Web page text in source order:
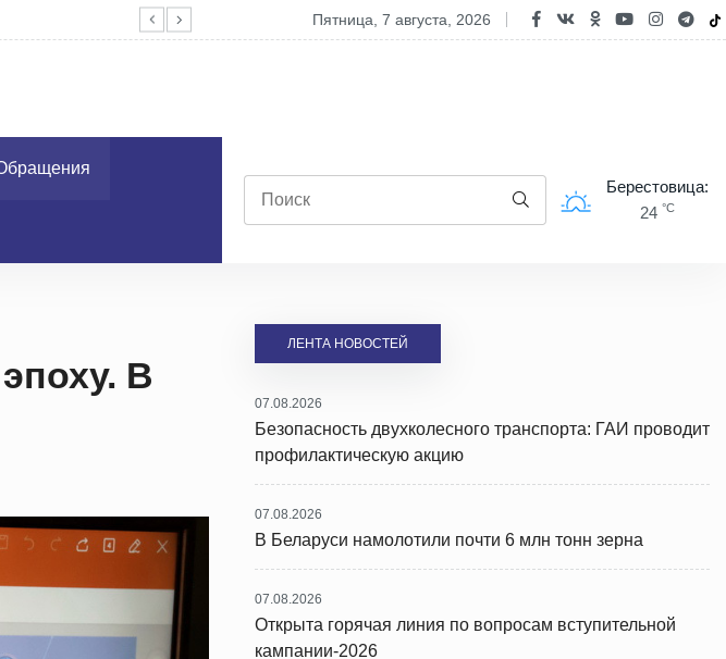
Перед выходными днями около 2000 транспортных средств ожидают
пятница, 7 августа, 2026
Берестовица:
24 °C
В
ЛЕНТА НОВОСТЕЙ
07.08.2026
Безопасность двухколесного транспорта: ГАИ проводит
профилактическую акцию
07.08.2026
В Беларуси намолотили почти 6 млн тонн зерна
07.08.2026
Открыта горячая линия по вопросам вступительной
кампании-2026